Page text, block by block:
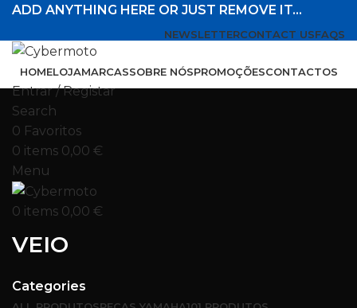
ADD ANYTHING HERE OR JUST REMOVE IT…
NEWSLETTERCONTACT USFAQS
HOMELOJAMARCASSOBRE NÓSPROMOÇÕESCONTACTOS
Entrar / Registar
Search
0 Favoritos
0 items 0,00 €
Menu
0 items 0,00 €
VEIO
Categories